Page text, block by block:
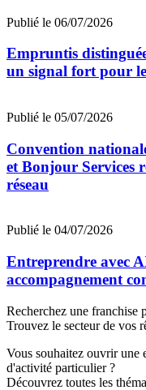
Publié le 06/07/2026
Empruntis
un signal fort pour
Publié le 05/07/2026
Convention
et Bonjour Services
réseau
Publié le 04/07/2026
Entreprendre avec
accompagnement
Recherchez une franchise
Trouvez le secteur de vos
Vous souhaitez ouvrir une
d'activité particulier ?
Découvrez toutes les